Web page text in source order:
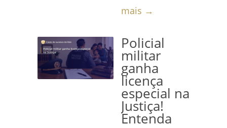
mais →
Policial
militar
ganha
licença
especial na
Justiça!
Entenda